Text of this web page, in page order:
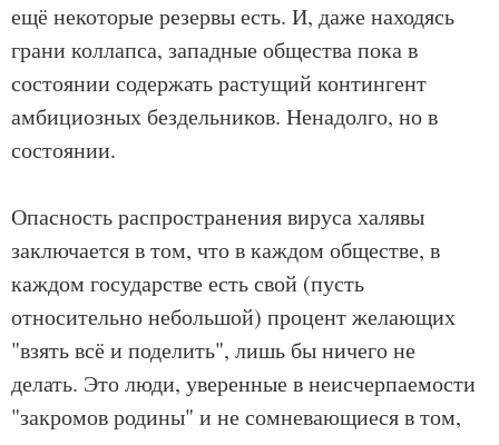
ещё некоторые резервы есть. И, даже находясь
грани коллапса, западные общества пока в
состоянии содержать растущий контингент
амбициозных бездельников. Ненадолго, но в
состоянии.
Опасность распространения вируса халявы
заключается в том, что в каждом обществе, в
каждом государстве есть свой (пусть
относительно небольшой) процент желающих
"взять всё и поделить", лишь бы ничего не
делать. Это люди, уверенные в неисчерпаемости
"закромов родины" и не сомневающиеся в том,